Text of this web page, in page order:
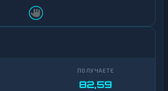
82,59